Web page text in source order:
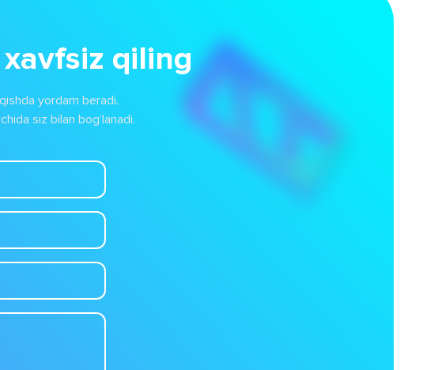
qiling
yordam beradi.
siz bilan bog‘lanadi.